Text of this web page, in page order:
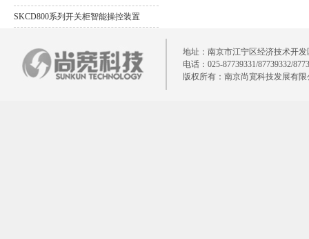
SKCD800系列开关柜智能操控装置
SKTH-200系列智能温湿度控制器
地址：南京市江宁区经济技术开发
电话：025-87739331/87739332/
版权所有：南京尚宽科技发展有